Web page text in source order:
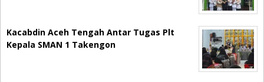
Kacabdin Aceh Tengah Antar Tugas Plt
Kepala SMAN 1 Takengon